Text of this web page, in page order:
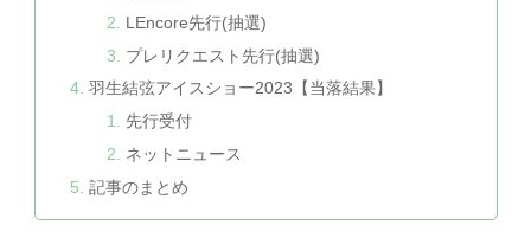
LEncore先行(抽選)
プレリクエスト先行(抽選)
羽生結弦アイスショー2023【当落結果】
先行受付
ネットニュース
記事のまとめ